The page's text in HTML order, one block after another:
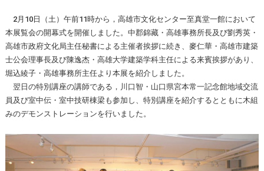
2月10日（土）午前11時から，高雄市文化センター至真堂一館において
本展覧会の開幕式を開催しました。中郡錦藏・高雄事務所長及び劉秀英・
高雄市政府文化局主任秘書による主催者挨拶に続き、麥仁華・高雄市建築
士公会理事長及び陳逸杰・高雄大学建築学科主任による来賓挨拶があり、
堀込綾子・高雄事務所主任より本展を紹介しました。
翌日の特別講座の講師である，川口智・山口県宮本常一記念館地域交流
員及び室中伝・室中技研棟梁も参加し、特別講座を紹介するとともに木組
みのデモンストレーションを行いました。